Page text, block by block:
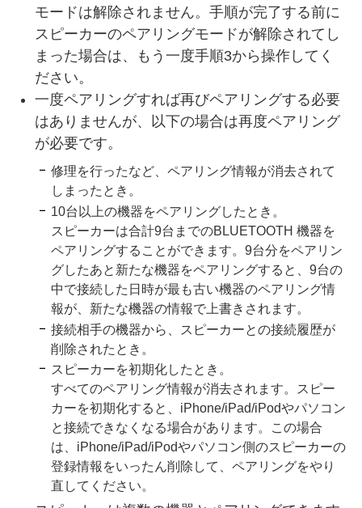
モードは解除されません。手順が完了する前に
スピーカーのペアリングモードが解除されてし
まった場合は、もう一度手順3から操作してく
ださい。
一度ペアリングすれば再びペアリングする必要
はありませんが、以下の場合は再度ペアリング
が必要です。
修理を行ったなど、ペアリング情報が消去されて
しまったとき。
10台以上の機器をペアリングしたとき。
スピーカーは合計9台までのBLUETOOTH 機器を
ペアリングすることができます。9台分をペアリン
グしたあと新たな機器をペアリングすると、9台の
中で接続した日時が最も古い機器のペアリング情
報が、新たな機器の情報で上書きされます。
接続相手の機器から、スピーカーとの接続履歴が
削除されたとき。
スピーカーを初期化したとき。
すべてのペアリング情報が消去されます。スピー
カーを初期化すると、iPhone/iPad/iPodやパソコン
と接続できなくなる場合があります。この場合
は、iPhone/iPad/iPodやパソコン側のスピーカーの
登録情報をいったん削除して、ペアリングをやり
直してください。